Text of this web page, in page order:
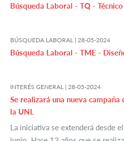
Búsqueda Laboral - TQ -
BÚSQUEDA LABORAL | 28-05-2024
Búsqueda Laboral - TME -
INTERÉS GENERAL | 28-05-2024
Se realizará una nueva
la UNL
La iniciativa se extenderá desde